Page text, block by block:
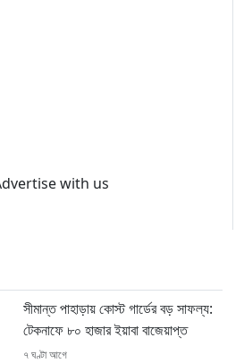
সীমান্ত পাহাড়ায় কোস্ট গার্ডের বড় সাফল্য:
টেকনাফে ৮০ হাজার ইয়াবা বাজেয়াপ্ত
৭ ঘণ্টা আগে